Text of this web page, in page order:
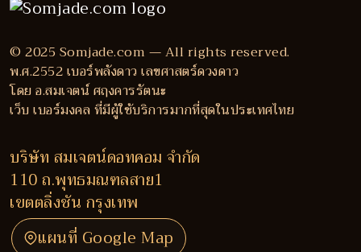
© 2025 Somjade.com — All rights reserved.
พ.ศ.2552 เบอร์พลังดาว เลขศาสตร์ดวงดาว
โดย อ.สมเจตน์ ศฤงคารรัตนะ
เว็บ เบอร์มงคล ที่มีผู้ใช้บริการมากที่สุดในประเทศไทย
บริษัท สมเจตน์ดอทคอม จำกัด
110 ถ.พุทธมณฑลสาย1
เขตตลิ่งชัน กรุงเทพ
แผนที่ Google Map